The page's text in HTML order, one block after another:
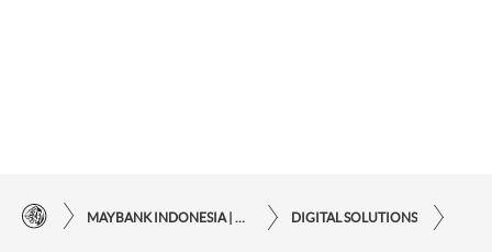
DIGITAL SOLUTIONS